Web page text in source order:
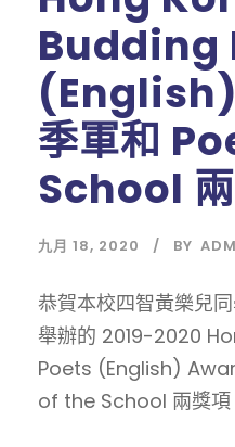
Budding
季軍和
School
九月 18, 2020 BY
恭賀本校四智黃樂兒
舉辦的 2019-2020
Poets (English)
of the School 兩獎項